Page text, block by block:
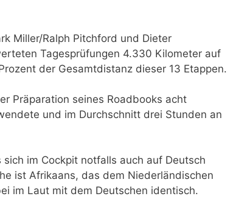
Miller/Ralph Pitchford und Dieter
Tagesprüfungen 4.330 Kilometer auf
der Gesamtdistanz dieser 13 Etappen.
Präparation seines Roadbooks acht
und im Durchschnitt drei Stunden an
im Cockpit notfalls auch auf Deutsch
ist Afrikaans, das dem Niederländischen
im Laut mit dem Deutschen identisch.